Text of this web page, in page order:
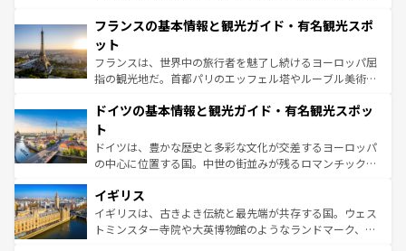
なお、新着のイタリア情報はコンテンツ一覧を参照してほ
しい。
文化が根付くこの国では、情熱的なフラメンコ、熱気あふ
れる闘牛、そして美味しいタパスが生活の一部となってい
る。首都マドリードの洗練された雰囲気や、バルセロナの
アートに溢れた街角から、地方では古代ローマ遺跡や中世
せる。地方によって風土や気候が異なるスペインはその個
ンテンツ一覧 を参照してほしい。
フランスの基本情報と観光ガイド・有名観光スポ
ット
フランスは、世界中の旅行者を魅了し続けるヨーロッパ屈
指の観光地だ。首都パリのエッフェル塔やルーブル美術館
で、幅広い魅力が詰まっている。華麗な宮殿、歴史的な大
聖堂、美しいビーチ、そして豊かな自然が、訪れる者を心
から魅了する。また、フランスは美食の国としても知ら
れ、フランス料理はユネスコ無形文化遺産にも登録されて
香り高いラベンダー畑など、多彩な楽しみ方が可能だ。さ
らに、パリ以外の地域にも魅力が溢れており、どの街角に
も豊かな歴史と文化が息づいている。パリ以外の個性あふ
ドイツの基本情報と観光ガイド・有名観光スポッ
ト
ドイツは、豊かな歴史と多彩な文化が交差するヨーロッパ
の中心に位置する国。中世の街並みが残るロマンチック街
顔を持つこの国は、どこを歩いても飽きることがない。ベ
ルリンの文化的活気、バイエルン州のアルプスの絶景、そ
してライン川沿いのワイン畑といった風景は必見。ビール
イギリス
イギリスは、古きよき伝統と最先端が共存する国。ウェス
トミンスター寺院や大英博物館のようなランドマーク、歴